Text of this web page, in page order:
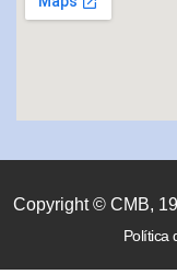
Copyright © CMB,
Política